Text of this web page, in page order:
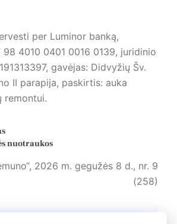
per Luminor banką,
98 4010 0401 0016 0139, juridinio
gavėjas: Didvyžių Šv.
II parapija, paskirtis: auka
remontui.
nuotraukos
2026 m. gegužės 8 d., nr. 9
(258)